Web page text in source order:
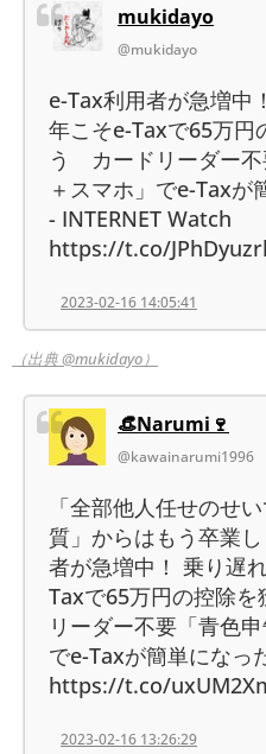
mukidayo
@mukidayo
e-Tax利用者が急増中
年こそe-Taxで65万円
う カードリーダー不
＋スマホ」でe-Taxが
- INTERNET Watch
https://t.co/
2023-02-16 14:05:41
（出典 @mukidayo）
👒Narumi🍷
@kawainarumi1996
「全部他人任せのせ
質」からはもう卒業
者が急増中！ 乗り遅
Taxで65万円の控除
リーダー不要「青色
でe-Taxが簡単になっ
https://t.co/
2023-02-16 13:26:29